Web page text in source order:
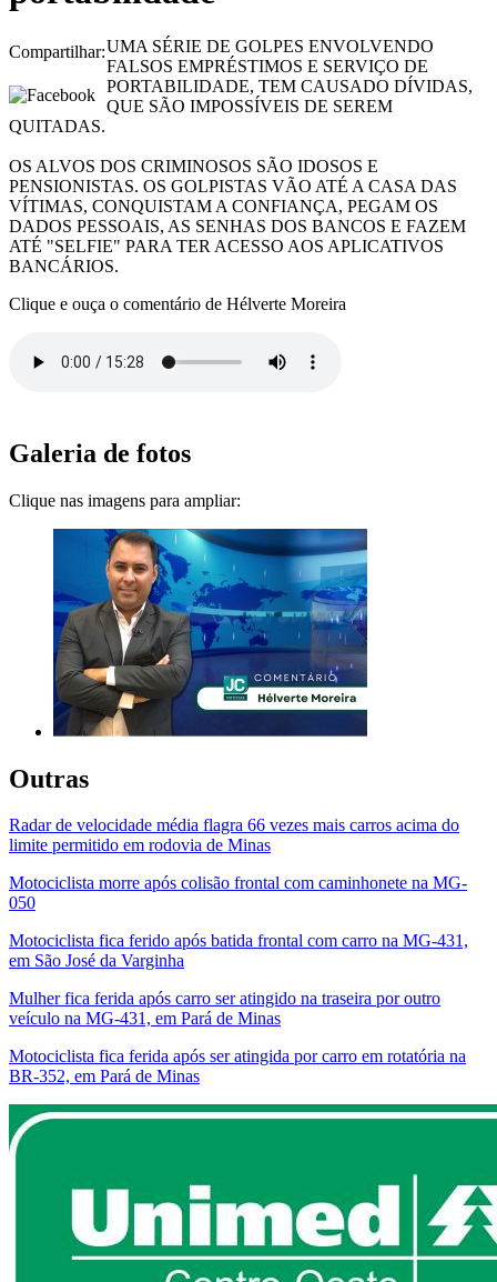
Compartilhar:UMA SÉRIE DE GOLPES ENVOLVENDO
FALSOS EMPRÉSTIMOS E SERVIÇO DE
PORTABILIDADE, TEM CAUSADO DÍVIDAS,
QUE SÃO IMPOSSÍVEIS DE SEREM
QUITADAS.
OS ALVOS DOS CRIMINOSOS SÃO IDOSOS E
PENSIONISTAS. OS GOLPISTAS VÃO ATÉ A CASA DAS
VÍTIMAS, CONQUISTAM A CONFIANÇA, PEGAM OS
DADOS PESSOAIS, AS SENHAS DOS BANCOS E FAZEM
ATÉ "SELFIE" PARA TER ACESSO AOS APLICATIVOS
BANCÁRIOS.
Clique e ouça o comentário de Hélverte Moreira
Galeria de fotos
Clique nas imagens para ampliar:
Outras
Radar de velocidade média flagra 66 vezes mais carros acima do
limite permitido em rodovia de Minas
Motociclista morre após colisão frontal com caminhonete na MG-
050
Motociclista fica ferido após batida frontal com carro na MG-431,
em São José da Varginha
Mulher fica ferida após carro ser atingido na traseira por outro
veículo na MG-431, em Pará de Minas
Motociclista fica ferida após ser atingida por carro em rotatória na
BR-352, em Pará de Minas